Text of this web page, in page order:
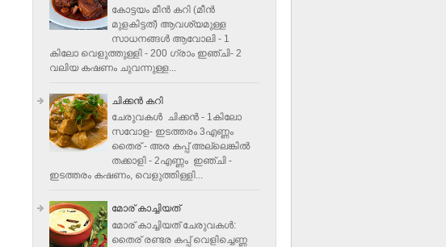
കോട്ടയം മീന്‍ കറി (മീന്‍
മുളകിട്ടത്‌) ആവശ്യമുള്ള
സാധനങ്ങള്‍ ആവോലി - 1
കിലോ വെളുത്തുള്ളി - 200 ഗ്രാം ഇഞ്ചി- 2
വലിയ കഷണം ചുവന്നുള്ള...
ചിക്കന്‍ കറി
ചേരുവകൾ ചിക്കന്‍ - 1കിലോ
സവോള- ഇടത്തരം 3എണ്ണം
തൈര് - അര കപ്പ്‌ അല്ലെങ്കില്‍
തക്കാളി - 2എണ്ണം ഇഞ്ചി -
ഇടത്തരം കഷണം, വെളുത്തിള്ളി...
മോര് കാച്ചിയത്
മോര് കാച്ചിയത് ചേരുവകള്‍‌:
തൈര് രണ്ടര കപ്പ് വെളിച്ചെണ്ണ